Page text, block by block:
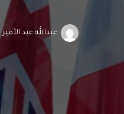
عبدالله عبد الأمير